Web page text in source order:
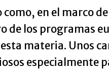
en el marco
de los programas
materia. Unos
especialmente